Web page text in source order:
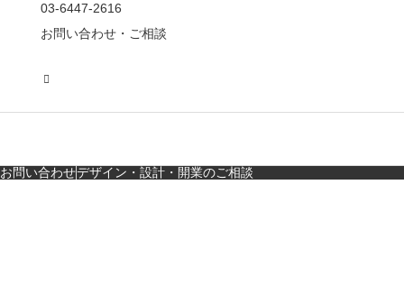
な店舗デザイン
料理・個室の距離感か
03-6447-2616
お問い合わせ・ご相談
お問い合わせデザイン・設計・開業のご相談